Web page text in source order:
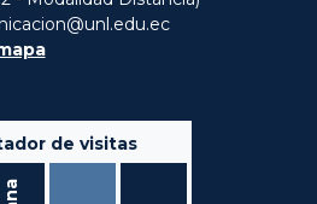
de visitas